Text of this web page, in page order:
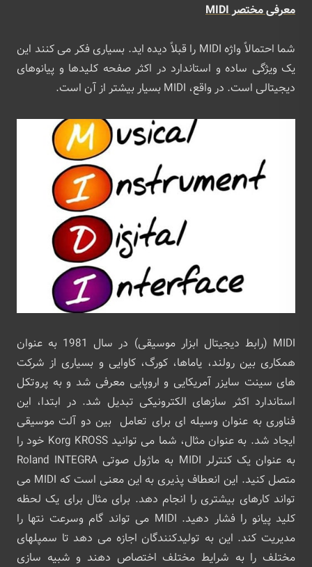
معرفی مختصر MIDI
شما احتمالاً واژه MIDI را قبلاً دیده اید. بسیاری فکر می کنند این
یک ویژگی ساده و استاندارد در اکثر صفحه کلیدها و پیانوهای
دیجیتالی است. در واقع، MIDI بسیار بیشتر از آن است.
MIDI (رابط دیجیتال ابزار موسیقی) در سال 1981 به عنوان
همکاری بین رولند، یاماها، کورگ، کاوایی و بسیاری از شرکت
های سینت سایزر آمریکایی و اروپایی معرفی شد و به پروتکل
استاندارد اکثر سازهای الکترونیکی تبدیل شد. در ابتدا، این
فناوری به عنوان وسیله ای برای تعامل بین دو آلت موسیقی
ایجاد شد. به عنوان مثال، شما می توانید Korg KROSS خود را
به عنوان یک کنترلر MIDI به ماژول صوتی Roland INTEGRA
متصل کنید. این انعطاف پذیری به این معنی است که MIDI می
تواند کارهای بیشتری را انجام دهد. برای مثال برای یک لحظه
کلید پیانو را فشار دهید. MIDI می تواند گام وسرعت نتها را
مدیریت کند. این به تولیدکنندگان اجازه می دهد تا سمپلهای
مختلف را به شرایط مختلف اختصاص دهند و شبیه سازی